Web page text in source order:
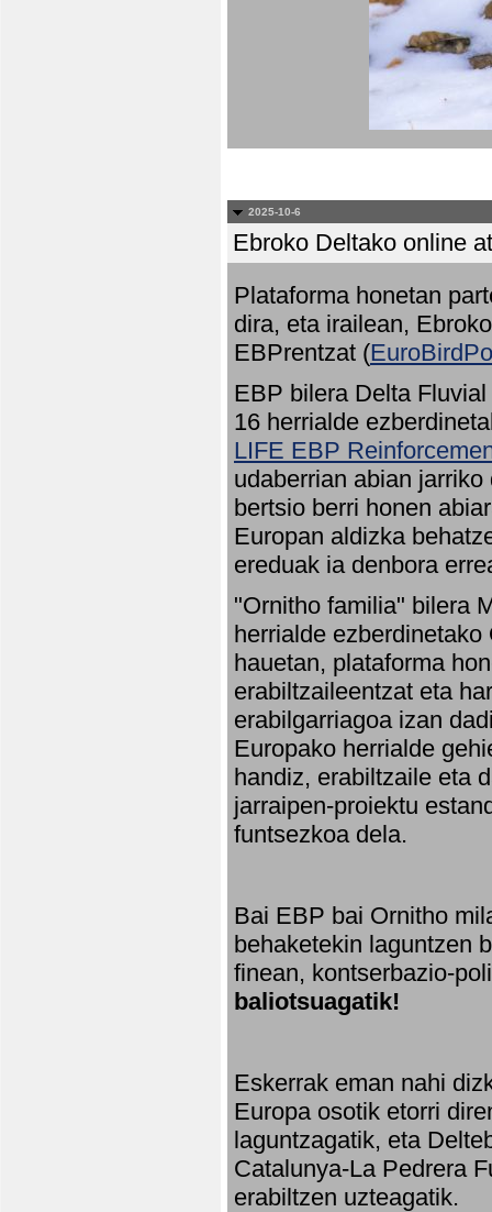
2025-10-6
Ebroko Deltako online
Plataforma honetan
dira, eta irailean,
EBPrentzat (
EBP bilera Delta
16 herrialde
LIFE EBP
udaberrian abian
bertsio berri honen
Europan aldizka
ereduak ia denbora
"Ornitho familia" bilera
herrialde
hauetan, plataforma
erabiltzaileentzat eta
erabilgarriagoa izan
Europako herrialde
handiz, erabiltzaile eta
jarraipen-proiektu
funtsezkoa dela.
Bai EBP bai Ornitho
behaketekin laguntzen
finean, kontserbazio-
baliotsuagatik!
Eskerrak eman nahi
Europa osotik etorri
laguntzagatik, eta
Catalunya-La Pedrera
erabiltzen uzteagatik.